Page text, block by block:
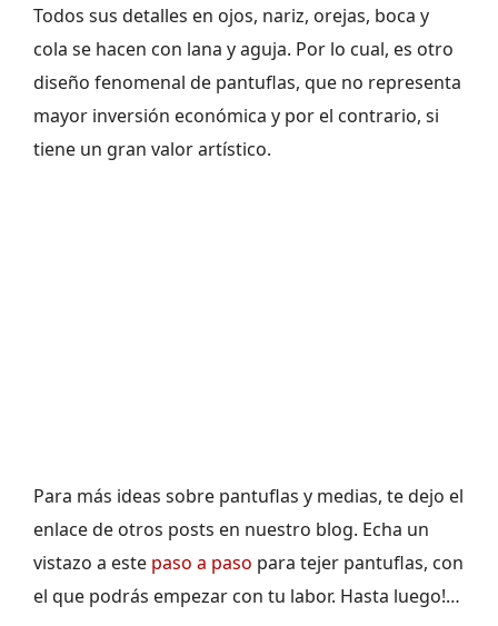
Todos sus detalles en ojos, nariz, orejas, boca y
cola se hacen con lana y aguja. Por lo cual, es otro
diseño fenomenal de pantuflas, que no representa
mayor inversión económica y por el contrario, si
tiene un gran valor artístico.
Para más ideas sobre pantuflas y medias, te dejo el
enlace de otros posts en nuestro blog. Echa un
vistazo a este paso a paso para tejer pantuflas, con
el que podrás empezar con tu labor. Hasta luego!…